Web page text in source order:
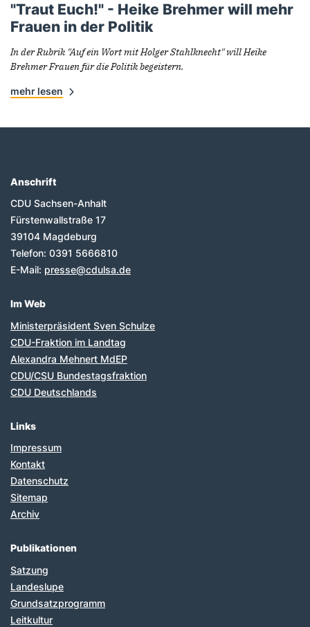
"Traut Euch!" - Heike Brehmer will mehr
Frauen in der Politik
In der Rubrik "Auf ein Wort mit Holger Stahlknecht" will Heike
Brehmer Frauen für die Politik begeistern.
mehr lesen
Fußbereich
Anschrift
CDU Sachsen-Anhalt
Fürstenwallstraße 17
39104 Magdeburg
Telefon: 0391 5666810
E-Mail: presse@cdulsa.de
Im Web
Ministerpräsident Sven Schulze
CDU-Fraktion im Landtag
Alexandra Mehnert MdEP
CDU/CSU Bundestagsfraktion
CDU Deutschlands
Links
Impressum
Kontakt
Datenschutz
Sitemap
Archiv
Publikationen
Satzung
Landeslupe
Grundsatzprogramm
Leitkultur